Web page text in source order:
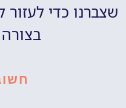
שצברנו כדי